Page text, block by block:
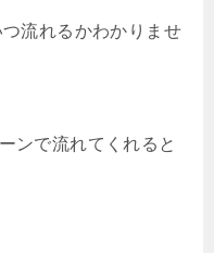
つ流れるかわかりませ
ンで流れてくれると